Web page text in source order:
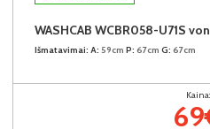
WASHCAB WCBR058-U71S
Išmatavimai: A: 59cm P: 67cm G: 67cm
Kaina: